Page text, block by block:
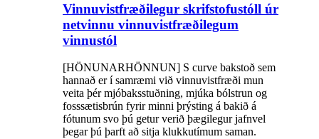
Vinnuvistfræðilegur skrifstofustóll úr
netvinnu vinnuvistfræðilegum
vinnustól
[HÖNUNARHÖNNUN] S curve bakstoð sem
hannað er í samræmi við vinnuvistfræði mun
veita þér mjóbaksstuðning, mjúka bólstrun og
fosssætisbrún fyrir minni þrýsting á bakið á
fótunum svo þú getur verið þægilegur jafnvel
þegar þú þarft að sitja klukkutímum saman.